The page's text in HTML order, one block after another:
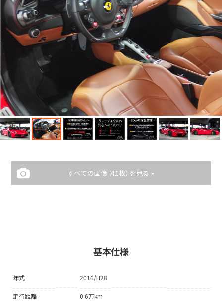
Company
会社概要
Access
アクセス
Contact us
お問い合わせ
すべての画像（41枚）を見る »
基本仕様
年式 2016/H28
走行距離 0.6万km